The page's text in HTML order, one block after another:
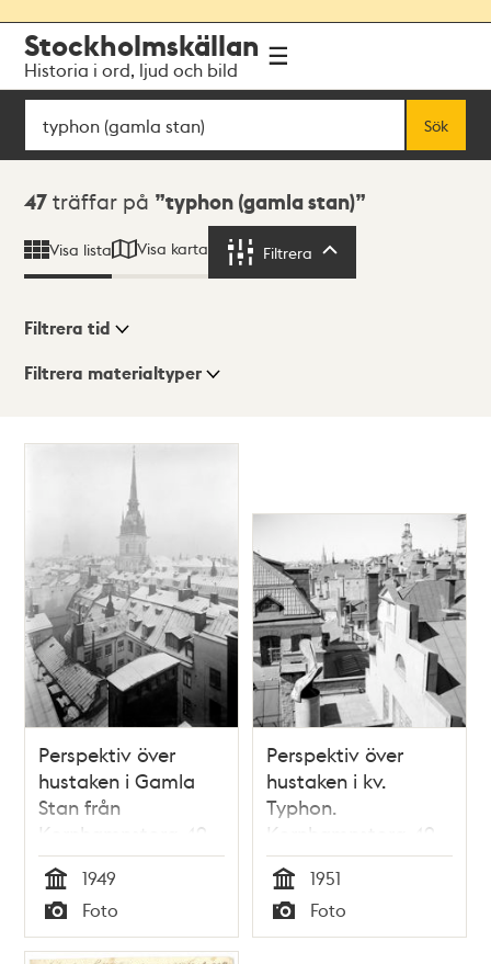
navigationen
huvudinnehållet
Stockholmskällan
Historia i ord, ljud och bild
Sök
Sök
Sökresultat
47 träffar på typhon (gamla stan)
Visa lista Visa karta Filtrera
Visningsläge
Filtrera tid
Filtrera materialtyper
Perspektiv över
hustaken i Gamla
Stan från
Kornhamnstorg 49
Tid
1949
Typ
Foto
Perspektiv över
hustaken i kv.
Typhon.
Kornhamnstorg 49
t.v
Tid
1951
Typ
Foto